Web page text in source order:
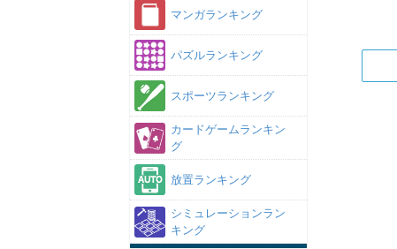
マンガランキング
パズルランキング
スポーツランキング
カードゲームランキン
グ
放置ランキング
シミュレーションラン
キング